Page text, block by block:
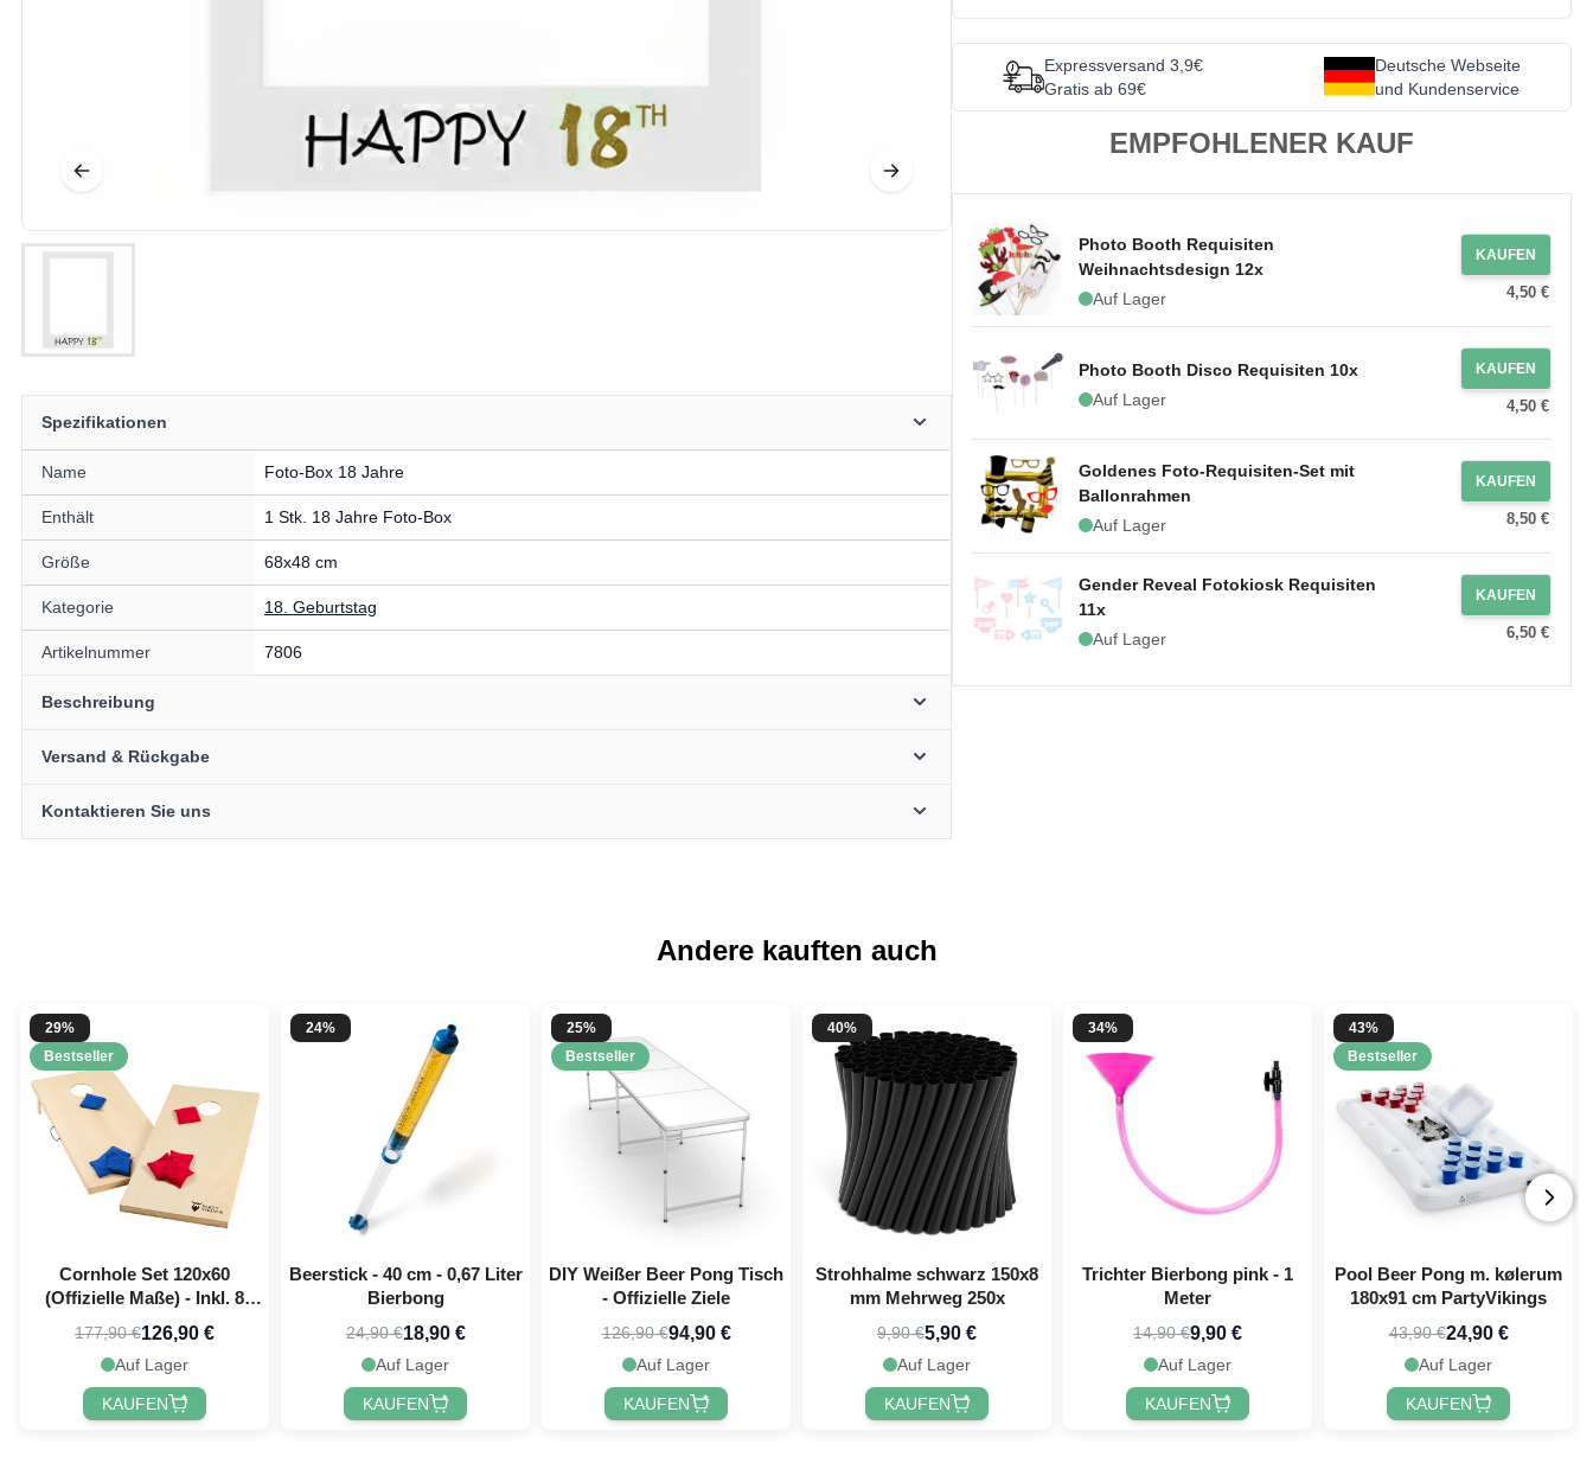
Spezifikationen
Name Foto-Box 18 Jahre
Enthält 1 Stk. 18 Jahre Foto-Box
Größe 68x48 cm
Kategorie 18. Geburtstag
Artikelnummer 7806
Beschreibung
Versand & Rückgabe
Kontaktieren Sie uns
Expressversand 3,9€
Gratis ab 69€
Deutsche Webseite
und Kundenservice
EMPFOHLENER KAUF
Photo Booth Requisiten
Weihnachtsdesign 12x
Auf Lager
KAUFEN
4,50 €
Photo Booth Disco Requisiten 10x
Auf Lager
KAUFEN
4,50 €
Goldenes Foto-Requisiten-Set mit
Ballonrahmen
Auf Lager
KAUFEN
8,50 €
Gender Reveal Fotokiosk Requisiten
11x
Auf Lager
KAUFEN
6,50 €
Andere kauften auch
29%
Bestseller
Cornhole Set 120x60
(Offizielle Maße) - Inkl. 8
Wurfbeutel PartyVikings
177,90 €126,90 €
Auf Lager
KAUFEN
24%
Beerstick - 40 cm - 0,67 Liter
Bierbong
24,90 €18,90 €
Auf Lager
KAUFEN
25%
Bestseller
DIY Weißer Beer Pong Tisch
- Offizielle Ziele
126,90 €94,90 €
Auf Lager
KAUFEN
40%
Strohhalme schwarz 150x8
mm Mehrweg 250x
9,90 €5,90 €
Auf Lager
KAUFEN
34%
Trichter Bierbong pink - 1
Meter
14,90 €9,90 €
Auf Lager
KAUFEN
43%
Bestseller
Pool Beer Pong m. kølerum
180x91 cm PartyVikings
43,90 €24,90 €
Auf Lager
KAUFEN